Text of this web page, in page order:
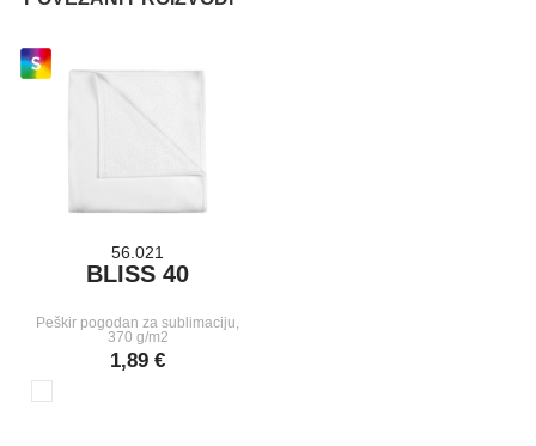
56.021
BLISS 40
Peškir pogodan za sublimaciju,
370 g/m2
1,89 €